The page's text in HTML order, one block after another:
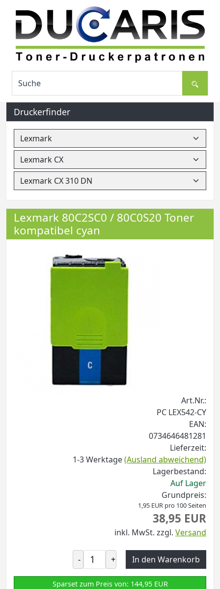
Druckerfinder
Lexmark 80C2SC0 / 80C0S20 Toner
kompatibel cyan
Art.Nr.:
PC LEX542-CY
EAN:
0734646481281
Lieferzeit:
1-3 Werktage(Ausland abweichend)
Lagerbestand:
Auf Lager
Grundpreis:
1,95 EUR pro 100 Seiten
38,95 EUR
inkl. MwSt. zzgl. Versand
- + In den Warenkorb
Sparset zum Preis von: 144,95 EUR